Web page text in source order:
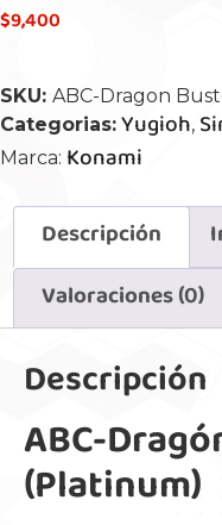
$9,400
SKU: ABC-Dragon
Categorias: Yugioh,
Marca: Konami
Descripción
Valoraciones (0)
Descripción
ABC-
(Platinum)